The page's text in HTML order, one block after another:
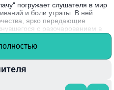
погружает слушателя в мир
и боли утраты. В ней
ярко передающие
с разочарованием в
мощное сочетание, вызывая
о настоящих чувствах.
певец, написал эту
её культовой и любимой